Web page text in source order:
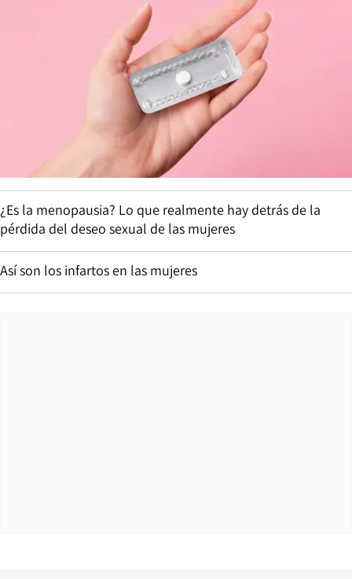
¿Es la menopausia? Lo que realmente hay detrás de la
pérdida del deseo sexual de las mujeres
Así son los infartos en las mujeres